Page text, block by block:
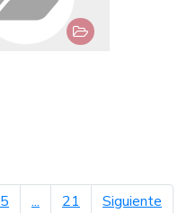
5 ... 21 Siguiente